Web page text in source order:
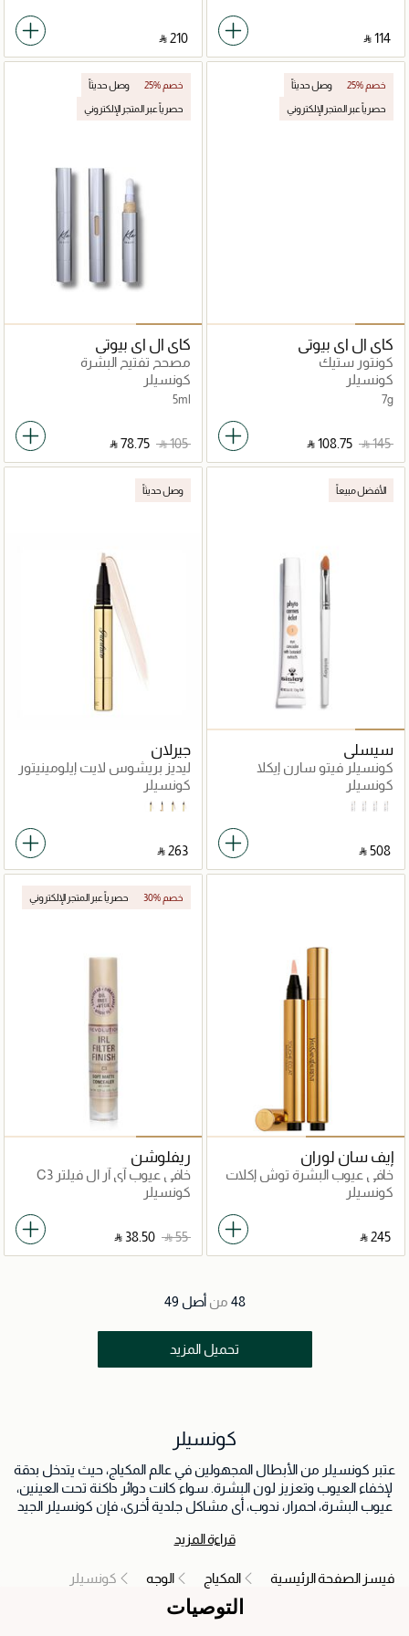
‎ ⃁ ⁦114⁩ ‎
‎ ⃁ ⁦210⁩ ‎
25% خصم وصل حديثاً
حصرياً عبر المتجر الإلكتروني
كاي ال اي بيوتي
كونتور ستيك
كونسيلر
7g
‎ ⃁ ⁦145⁩ ‎
‎ ⃁ ⁦108.75⁩ ‎
25% خصم وصل حديثاً
حصرياً عبر المتجر الإلكتروني
كاي ال اي بيوتي
مصحح تفتيح البشرة
كونسيلر
5ml
‎ ⃁ ⁦105⁩ ‎
‎ ⃁ ⁦78.75⁩ ‎
الأفضل مبيعاً
سيسلي
كونسيلر فيتو سارن إيكلا
كونسيلر
eclat 1 15
eclat 2 15
eclat 3 15
eclat 4 15
‎ ⃁ ⁦508⁩ ‎
وصل حديثاً
جيرلان
ليديز بريشوس لايت إيلومينيتور
كونسيلر
2 Medium Beige
‎ ⃁ ⁦263⁩ ‎
إيف سان لوران
خافي عيوب البشرة توش إكلات
عالي التغطية 1
كونسيلر
‎ ⃁ ⁦245⁩ ‎
30% خصم حصرياً عبر المتجر الإلكتروني
ريفلوشن
خافي عيوب آي آر ال فيلتر C3
كونسيلر
‎ ⃁ ⁦55⁩ ‎
‎ ⃁ ⁦38.50⁩ ‎
48 من أصل
تحميل المزيد
كونسيلر
عتبر كونسيلر من الأبطال المجهولين في عالم المكياج، حيث يتدخل بدقة
لإخفاء العيوب وتعزيز لون البشرة. سواء كانت دوائر داكنة تحت العينين،
عيوب البشرة، احمرار، ندوب، أي مشاكل جلدية أخرى، فإن كونسيلر الجيد
من العيوب. تتوفر هذه المنتجات المتنوعة في متجر وجوه - المملكة
مما يسهل العثور على الخيار المثالي وفقًا لكل تفضيل واحتياج. بالإضافة
إلى ذلك، يتوفر كونسيلر بدرجات لونية متنوعة لتناسب جميع درجات
البشرة، مما يضمن دمجها بشكل سلس مع الجلد للحصول على مظهر
قراءة المزيد
فيسز الصفحة الرئيسية المكياج الوجه كونسيلر
التوصيات